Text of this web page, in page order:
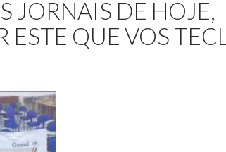
JORNAIS DE HOJE,
ESTE QUE VOS